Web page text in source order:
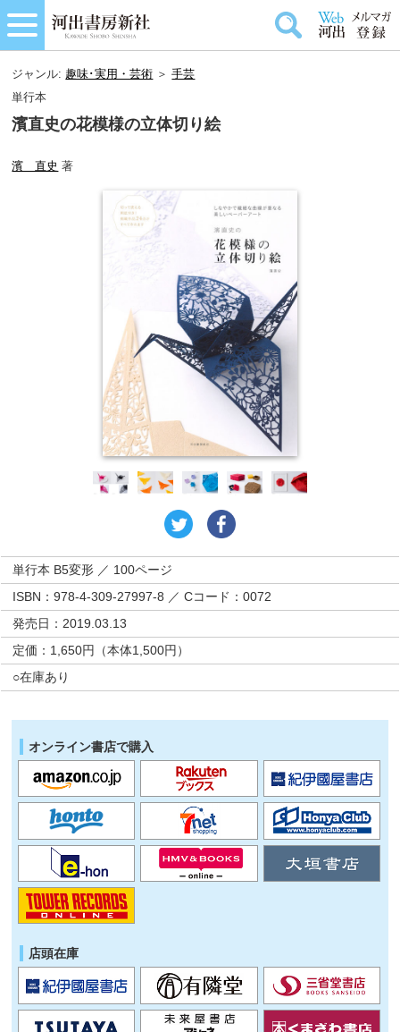
ジャンル: 趣味･実用・芸術 ＞手芸
単行本
濱直史の花模様の立体切り絵
濱 直史 著
単行本 B5変形 ／ 100ページ
ISBN：978-4-309-27997-8 ／ Cコード：0072
発売日：2019.03.13
定価：1,650円（本体1,500円）
○在庫あり
オンライン書店で購入
店頭在庫